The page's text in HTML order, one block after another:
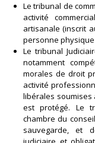
Le tribunal de
activité
artisanale (inscrit
personne
Le tribunal
notamment
morales de droit
activité
libérales soumises
est protégé. Le
chambre du
sauvegarde, et